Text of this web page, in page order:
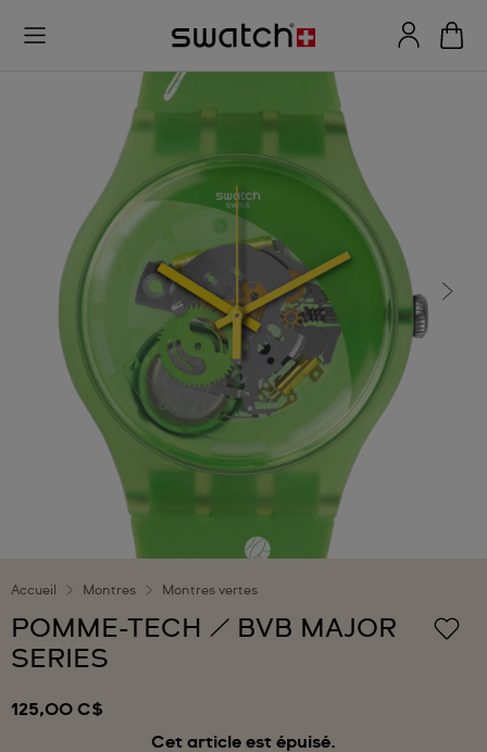
Accueil Montres Montres vertes
POMME-TECH / BVB MAJOR
SERIES
125,00 C$
Cet article est épuisé.